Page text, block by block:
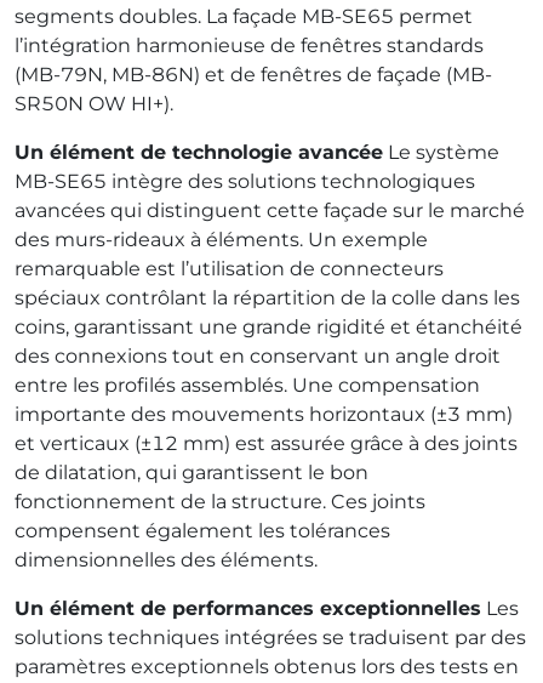
segments doubles. La façade MB-SE65 permet
l’intégration harmonieuse de fenêtres standards
(MB-79N, MB-86N) et de fenêtres de façade (MB-
SR50N OW HI+).
Un élément de technologie avancée Le système
MB-SE65 intègre des solutions technologiques
avancées qui distinguent cette façade sur le marché
des murs-rideaux à éléments. Un exemple
remarquable est l’utilisation de connecteurs
spéciaux contrôlant la répartition de la colle dans les
coins, garantissant une grande rigidité et étanchéité
des connexions tout en conservant un angle droit
entre les profilés assemblés. Une compensation
importante des mouvements horizontaux (±3 mm)
et verticaux (±12 mm) est assurée grâce à des joints
de dilatation, qui garantissent le bon
fonctionnement de la structure. Ces joints
compensent également les tolérances
dimensionnelles des éléments.
Un élément de performances exceptionnelles Les
solutions techniques intégrées se traduisent par des
paramètres exceptionnels obtenus lors des tests en